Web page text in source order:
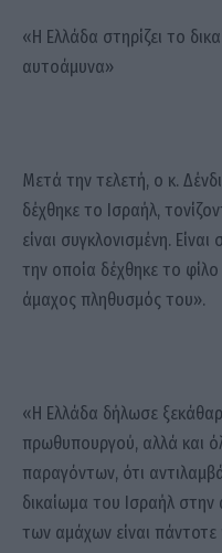
«Η Ελλάδα στηρίζει το
αυτοάμυνα»
Μετά την τελετή, ο κ.
δέχθηκε το Ισραήλ,
είναι συγκλονισμένη.
την οποία δέχθηκε το
άμαχος πληθυσμός του».
«Η Ελλάδα δήλωσε
πρωθυπουργού, αλλά και
παραγόντων, ότι
δικαίωμα του Ισραήλ
των αμάχων είναι